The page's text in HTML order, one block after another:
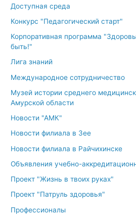
Доступная среда
Конкурс "Педагогический старт"
Корпоративная программа
быть!"
Лига знаний
Международное сотрудничество
Музей истории среднего
Амурской области
Новости "АМК"
Новости филиала в Зее
Новости филиала в Райчихинске
Объявления учебно-
Проект "Жизнь в твоих руках"
Проект "Патруль здоровья"
Профессионалы